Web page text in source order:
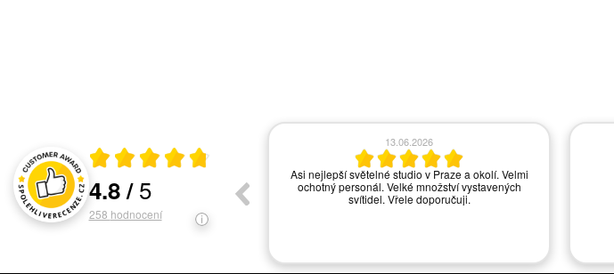
Hodnocení a recenze zákazníků
Průměrné hodnocení 4.8 z 5
4.8/5
258 hodnocení
13.06.2026
Asi nejlepší světelné studio v Praze a okolí. Velmi
ochotný personál. Velké množství vystavených
svítidel. Vřele doporučuji.